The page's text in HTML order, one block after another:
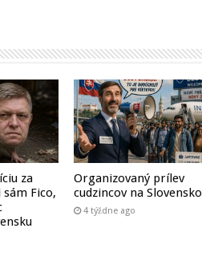
za
Fico,
Organizovaný prílev
cudzincov na Slovensko
4 týždne ago